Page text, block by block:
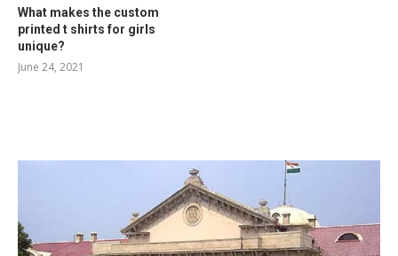
What makes the custom
printed t shirts for girls
unique?
June 24, 2021